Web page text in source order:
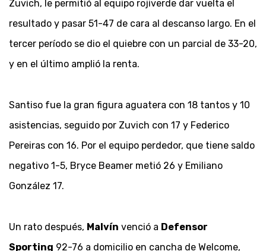
Zuvich, le permitió al equipo rojiverde dar vuelta el
resultado y pasar 51-47 de cara al descanso largo. En el
tercer período se dio el quiebre con un parcial de 33-20,
y en el último amplió la renta.
Santiso fue la gran figura aguatera con 18 tantos y 10
asistencias, seguido por Zuvich con 17 y Federico
Pereiras con 16. Por el equipo perdedor, que tiene saldo
negativo 1-5, Bryce Beamer metió 26 y Emiliano
González 17.
Un rato después, Malvín venció a Defensor
Sporting 92-76 a domicilio en cancha de Welcome,